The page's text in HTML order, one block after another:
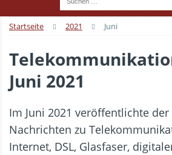
Startseite 2021 Juni
Juni 2021
Im Juni 2021 veröffentlichte
Nachrichten zu
Internet, DSL, Glasfaser,